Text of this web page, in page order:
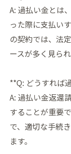
A: 過払い金とは
った際に支払い
の契約では、法
ースが多く見られ
**Q: どうすれば
A: 過払い金返還
することが重要
で、適切な手続
ます。